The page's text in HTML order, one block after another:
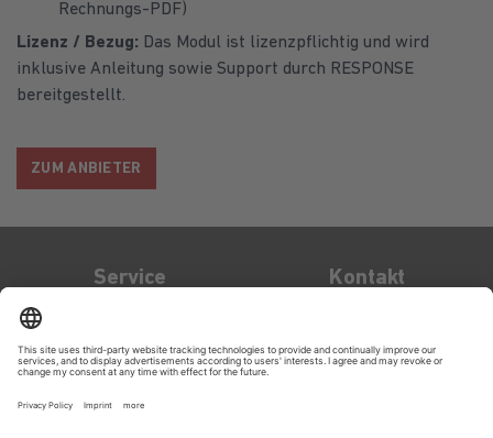
Rechnungs-PDF)
Lizenz / Bezug: Das Modul ist lizenzpflichtig und wird
inklusive Anleitung sowie Support durch RESPONSE
bereitgestellt.
ZUM ANBIETER
Service Kontakt
79098 Freiburg
support@oxid-